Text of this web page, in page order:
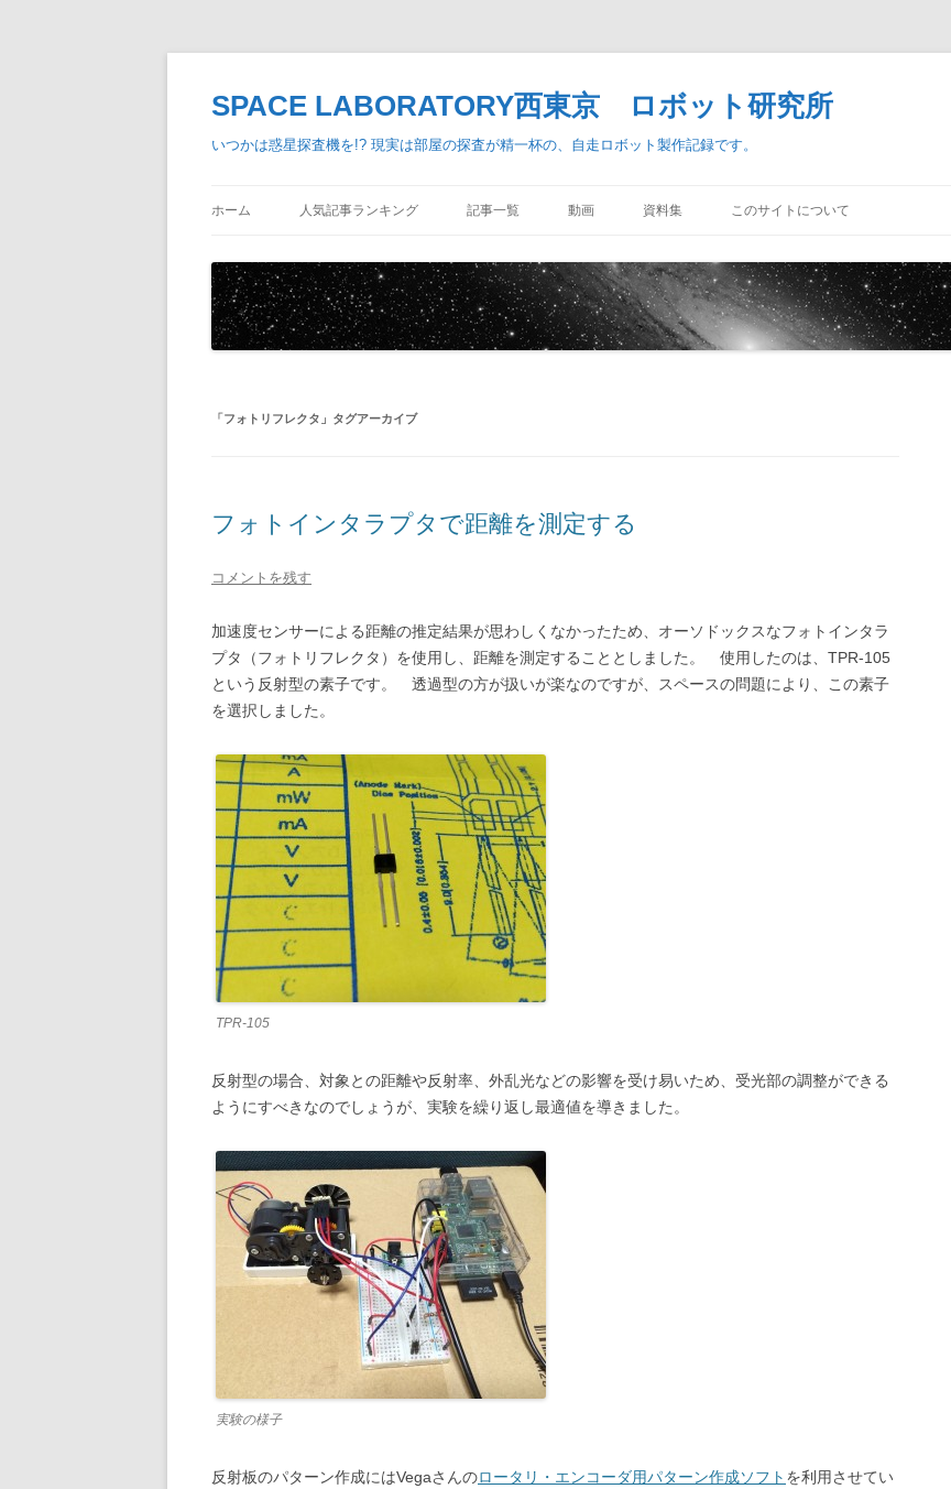
SPACE LABORATORY西東京 ロボット研究所
いつかは惑星探査機を!? 現実は部屋の探査が精一杯の、自走ロボット製作記録です。
ン
へ
ス
キ
ッ
プ
ホーム 人気記事ランキング 記事一覧 動画 資料集 このサイトについて
「フォトリフレクタ 」タグアーカイブ
フォトインタラプタで距離を測定する
コメントを残す
加速度センサーによる距離の推定結果が思わしくなかったため、オーソドックスなフォトインタラ
プタ（フォトリフレクタ）を使用し、距離を測定することとしました。 使用したのは、TPR-105
という反射型の素子です。 透過型の方が扱いが楽なのですが、スペースの問題により、この素子
を選択しました。
TPR-105
反射型の場合、対象との距離や反射率、外乱光などの影響を受け易いため、受光部の調整ができる
ようにすべきなのでしょうが、実験を繰り返し最適値を導きました。
実験の様子
反射板のパターン作成にはVegaさんのロータリ・エンコーダ用パターン作成ソフト を利用させてい